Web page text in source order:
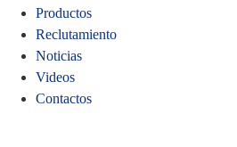
Productos
Reclutamiento
Noticias
Videos
Contactos